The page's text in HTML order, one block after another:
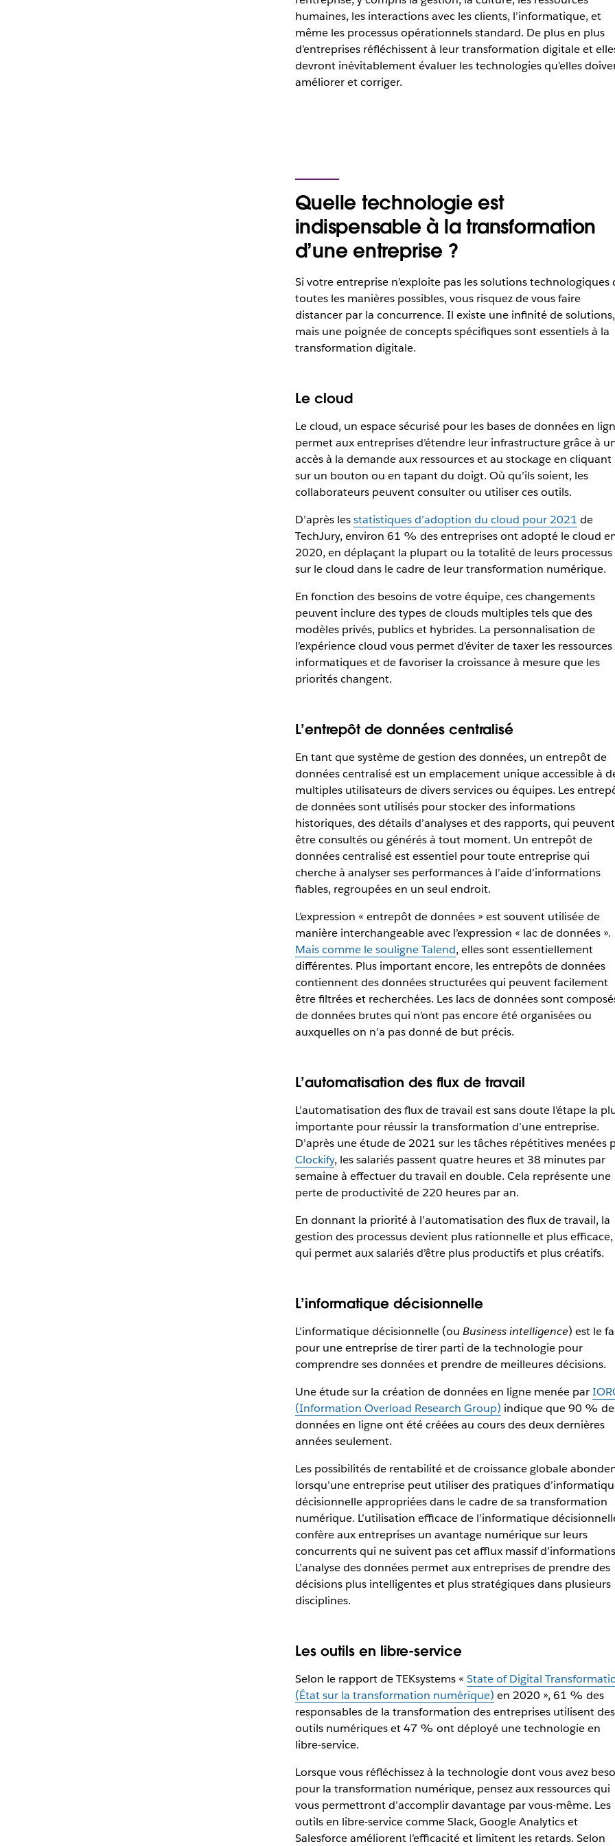
humaines, les interactions avec les clients, l’informatique, et
même les processus opérationnels standard. De plus en plus
d’entreprises réfléchissent à leur transformation digitale et
devront inévitablement évaluer les technologies qu’elles
améliorer et corriger.
Quelle technologie est
indispensable à la transformation
d’une entreprise ?
Si votre entreprise n’exploite pas les solutions technologiques
toutes les manières possibles, vous risquez de vous faire
distancer par la concurrence. Il existe une infinité de solutions,
mais une poignée de concepts spécifiques sont essentiels à la
transformation digitale.
Le cloud
Le cloud, un espace sécurisé pour les bases de données en
permet aux entreprises d’étendre leur infrastructure grâce à
accès à la demande aux ressources et au stockage en cliquant
sur un bouton ou en tapant du doigt. Où qu’ils soient, les
collaborateurs peuvent consulter ou utiliser ces outils.
D’après lesstatistiques d’adoption du cloud pour 2021 de
TechJury, environ 61 % des entreprises ont adopté le cloud
2020, en déplaçant la plupart ou la totalité de leurs processus
sur le cloud dans le cadre de leur transformation numérique.
En fonction des besoins de votre équipe, ces changements
peuvent inclure des types de clouds multiples tels que des
modèles privés, publics et hybrides. La personnalisation de
l’expérience cloud vous permet d’éviter de taxer les ressources
informatiques et de favoriser la croissance à mesure que les
priorités changent.
L’entrepôt de données centralisé
En tant que système de gestion des données, un entrepôt de
données centralisé est un emplacement unique accessible à
multiples utilisateurs de divers services ou équipes. Les
de données sont utilisés pour stocker des informations
historiques, des détails d’analyses et des rapports, qui peuvent
être consultés ou générés à tout moment. Un entrepôt de
données centralisé est essentiel pour toute entreprise qui
cherche à analyser ses performances à l’aide d’informations
fiables, regroupées en un seul endroit.
L’expression « entrepôt de données » est souvent utilisée de
manière interchangeable avec l’expression « lac de données ».
Mais comme le souligne Talend, elles sont essentiellement
différentes. Plus important encore, les entrepôts de données
contiennent des données structurées qui peuvent facilement
être filtrées et recherchées. Les lacs de données sont
de données brutes qui n’ont pas encore été organisées ou
auxquelles on n’a pas donné de but précis.
L’automatisation des flux de travail
L’automatisation des flux de travail est sans doute l’étape la
importante pour réussir la transformation d’une entreprise.
D’après une étude de 2021 sur les tâches répétitives menées
Clockify, les salariés passent quatre heures et 38 minutes par
semaine à effectuer du travail en double. Cela représente une
perte de productivité de 220 heures par an.
En donnant la priorité à l’automatisation des flux de travail, la
gestion des processus devient plus rationnelle et plus efficace,
qui permet aux salariés d’être plus productifs et plus créatifs.
L’informatique décisionnelle
L’informatique décisionnelle (ou Business intelligence) est le
pour une entreprise de tirer parti de la technologie pour
comprendre ses données et prendre de meilleures décisions.
Une étude sur la création de données en ligne menée par
(Information Overload Research Group) indique que 90 %
données en ligne ont été créées au cours des deux dernières
années seulement.
Les possibilités de rentabilité et de croissance globale
lorsqu’une entreprise peut utiliser des pratiques
décisionnelle appropriées dans le cadre de sa transformation
numérique. L’utilisation efficace de l’informatique
confère aux entreprises un avantage numérique sur leurs
concurrents qui ne suivent pas cet afflux massif
L’analyse des données permet aux entreprises de prendre des
décisions plus intelligentes et plus stratégiques dans plusieurs
disciplines.
Les outils en libre-service
Selon le rapport de TEKsystems « State of Digital
(État sur la transformation numérique) en 2020 », 61 % des
responsables de la transformation des entreprises utilisent des
outils numériques et 47 % ont déployé une technologie en
libre-service.
Lorsque vous réfléchissez à la technologie dont vous avez
pour la transformation numérique, pensez aux ressources qui
vous permettront d’accomplir davantage par vous-même. Les
outils en libre-service comme Slack, Google Analytics et
Salesforce améliorent l’efficacité et limitent les retards. Selon